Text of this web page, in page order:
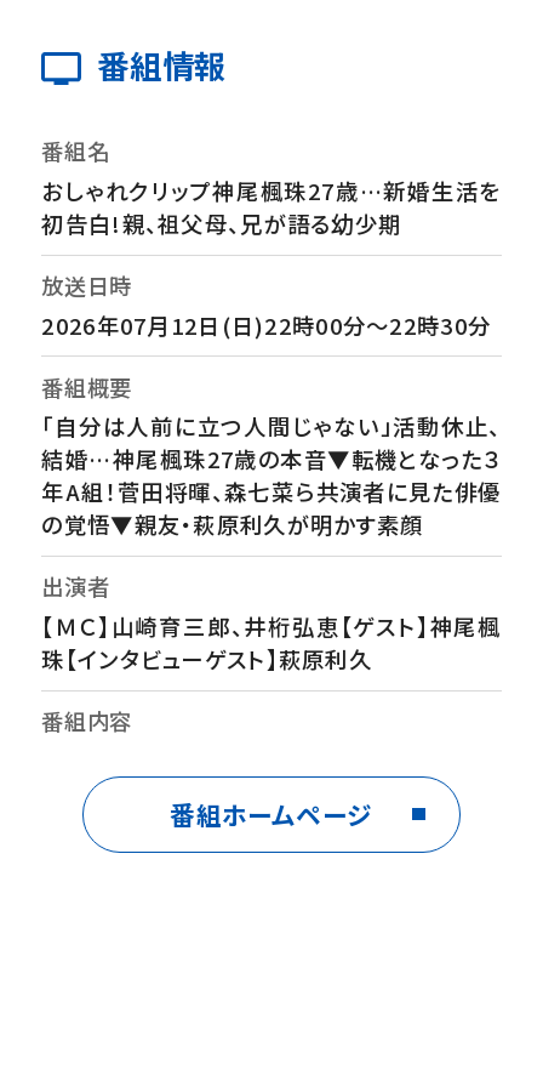
番組情報
番組名
おしゃれクリップ神尾楓珠27歳…新婚生活を
初告白!親、祖父母、兄が語る幼少期
放送日時
2026年07月12日(日)22時00分～22時30分
番組概要
「自分は人前に立つ人間じゃない」活動休止、
結婚…神尾楓珠27歳の本音▼転機となった３
年A組！菅田将暉、森七菜ら共演者に見た俳優
の覚悟▼親友・萩原利久が明かす素顔
出演者
【ＭＣ】山崎育三郎、井桁弘恵【ゲスト】神尾楓
珠【インタビューゲスト】萩原利久
番組内容
為に頑張りたいと思った…」結婚を決めた理
由とは？▼母、父、兄、祖父母らが話す幼少期
エピソード！「大人しい…目立とうとしない内
番組ホームページ